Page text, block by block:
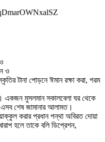
ও
টানা পোড়নে ঈমান রক্ষা করা, গরম
একজন মুসলমান সকালবেলা ঘর থেকে
শেষ জামানার আলামত।
করার প্রধান পন্থা অবিরত দোয়া
হলে তাকে বলি ডিপ্রেশন,